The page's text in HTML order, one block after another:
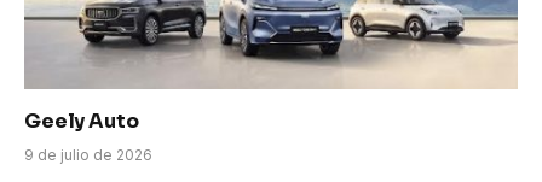
Geely Auto
9 de julio de 2026